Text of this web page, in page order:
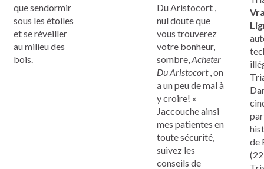
que sendormir
sous les étoiles
et se réveiller
au milieu des
bois.
Du Aristocort ,
nul doute que
vous trouverez
votre bonheur,
sombre,Acheter
Du Aristocort, on
a un peu de mal à
y croire! «
Jaccouche ainsi
mes patientes en
toute sécurité,
suivez les
conseils de
de